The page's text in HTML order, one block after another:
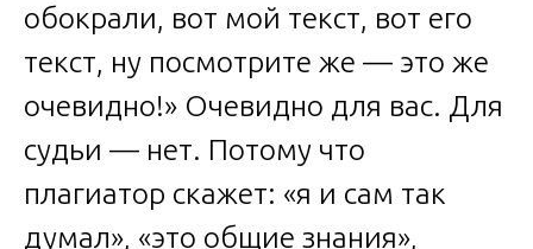
обокрали, вот мой текст, вот его
текст, ну посмотрите же — это же
очевидно!» Очевидно для вас. Для
судьи — нет. Потому что
плагиатор скажет: «я и сам так
думал», «это общие знания»,